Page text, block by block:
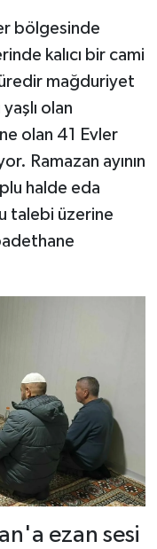
bölgesinde
kalıcı bir cami
mağduriyet
olan
olan 41 Evler
Ramazan ayının
halde eda
talebi üzerine
ezan sesi